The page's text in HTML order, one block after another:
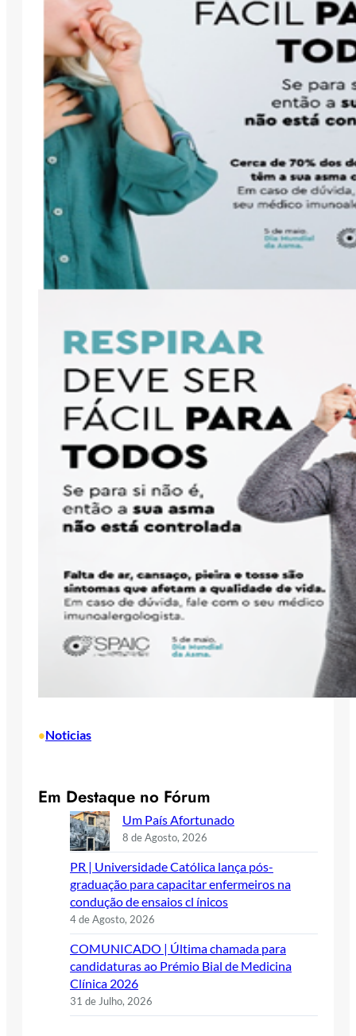
•Noticias
Em Destaque no Fórum
Um País Afortunado
8 de Agosto, 2026
PR | Universidade Católica lança pós-
graduação para capacitar enfermeiros na
condução de ensaios cl ínicos
4 de Agosto, 2026
COMUNICADO | Última chamada para
candidaturas ao Prémio Bial de Medicina
Clínica 2026
31 de Julho, 2026